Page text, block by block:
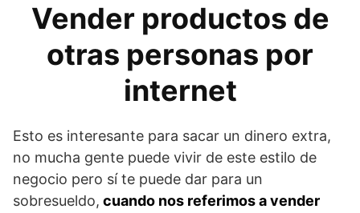
Vender productos de
otras personas por
internet
Esto es interesante para sacar un dinero extra,
no mucha gente puede vivir de este estilo de
negocio pero sí te puede dar para un
sobresueldo, cuando nos referimos a vender